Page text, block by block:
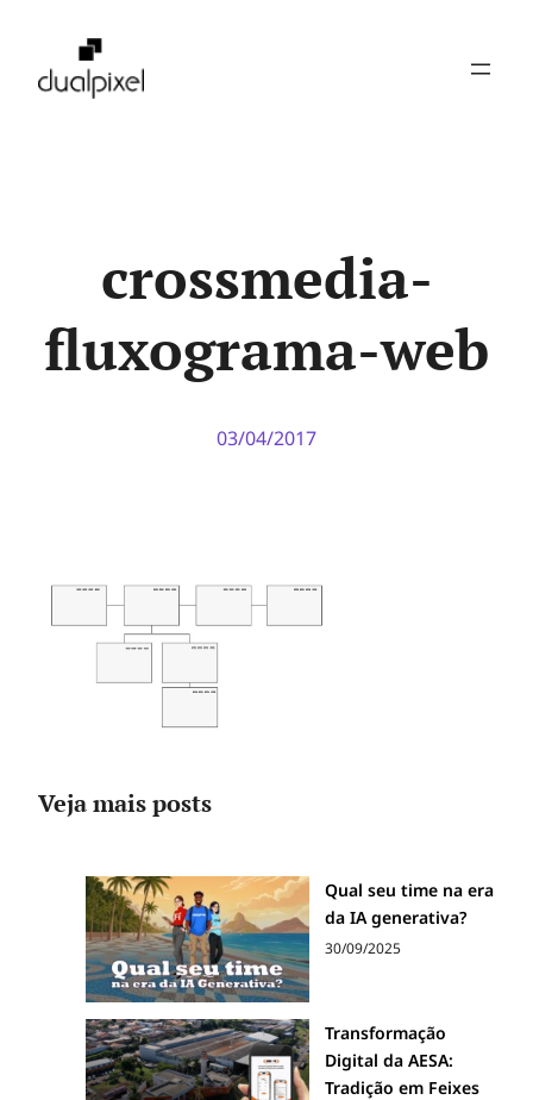
crossmedia-
fluxograma-web
03/04/2017
Veja mais posts
Qual seu time na era
da IA generativa?
30/09/2025
Transformação
Digital da AESA:
Tradição em Feixes